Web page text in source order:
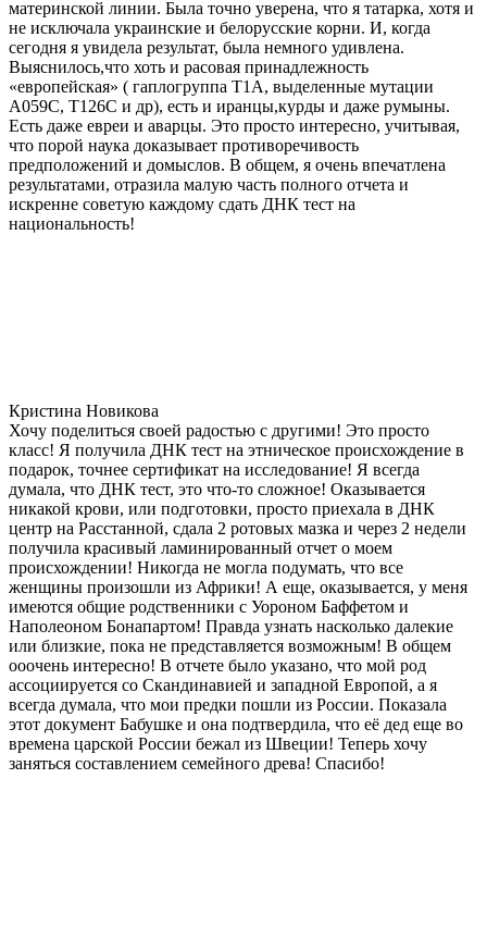
материнской линии. Была точно уверена, что я татарка, хотя и
не исключала украинские и белорусские корни. И, когда
сегодня я увидела результат, была немного удивлена.
Выяснилось,что хоть и расовая принадлежность
«европейская» ( гаплогруппа T1A, выделенные мутации
A059C, T126C и др), есть и иранцы,курды и даже румыны.
Есть даже евреи и аварцы. Это просто интересно, учитывая,
что порой наука доказывает противоречивость
предположений и домыслов. В общем, я очень впечатлена
результатами, отразила малую часть полного отчета и
искренне советую каждому сдать ДНК тест на
национальность!
Кристина Новикова
Хочу поделиться своей радостью с другими! Это просто
класс! Я получила ДНК тест на этническое происхождение в
подарок, точнее сертификат на исследование! Я всегда
думала, что ДНК тест, это что-то сложное! Оказывается
никакой крови, или подготовки, просто приехала в ДНК
центр на Расстанной, сдала 2 ротовых мазка и через 2 недели
получила красивый ламинированный отчет о моем
происхождении! Никогда не могла подумать, что все
женщины произошли из Африки! А еще, оказывается, у меня
имеются общие родственники с Уороном Баффетом и
Наполеоном Бонапартом! Правда узнать насколько далекие
или близкие, пока не представляется возможным! В общем
ооочень интересно! В отчете было указано, что мой род
ассоциируется со Скандинавией и западной Европой, а я
всегда думала, что мои предки пошли из России. Показала
этот документ Бабушке и она подтвердила, что её дед еще во
времена царской России бежал из Швеции! Теперь хочу
заняться составлением семейного древа! Спасибо!